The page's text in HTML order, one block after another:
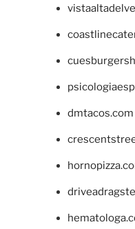
dmtacos.com